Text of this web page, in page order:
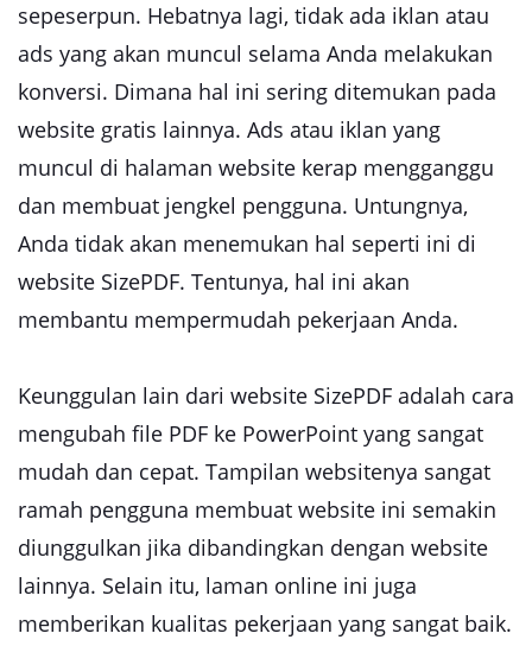
sepeserpun. Hebatnya lagi, tidak ada iklan atau
ads yang akan muncul selama Anda melakukan
konversi. Dimana hal ini sering ditemukan pada
website gratis lainnya. Ads atau iklan yang
muncul di halaman website kerap mengganggu
dan membuat jengkel pengguna. Untungnya,
Anda tidak akan menemukan hal seperti ini di
website SizePDF. Tentunya, hal ini akan
membantu mempermudah pekerjaan Anda.
Keunggulan lain dari website SizePDF adalah cara
mengubah file PDF ke PowerPoint yang sangat
mudah dan cepat. Tampilan websitenya sangat
ramah pengguna membuat website ini semakin
diunggulkan jika dibandingkan dengan website
lainnya. Selain itu, laman online ini juga
memberikan kualitas pekerjaan yang sangat baik.